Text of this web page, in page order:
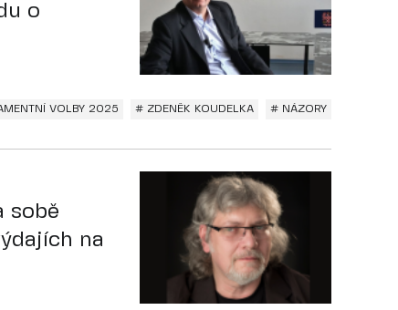
o
VOLBY 2025 # ZDENĚK KOUDELKA # NÁZORY
sobě
na